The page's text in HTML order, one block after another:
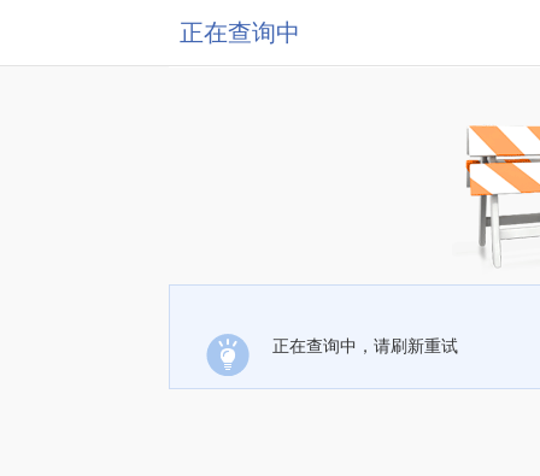
正在查询中
正在查询中，请刷新重试